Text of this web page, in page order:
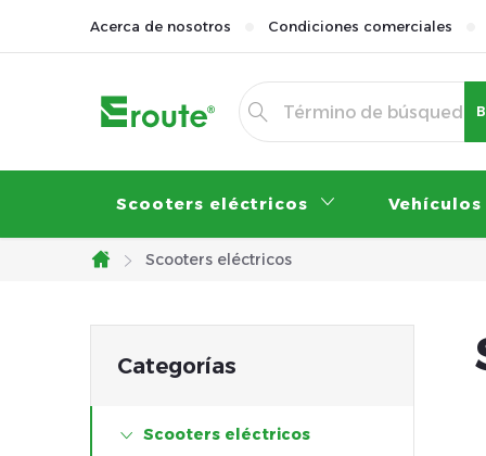
Acerca de nosotros Condiciones comerciales
Scooters eléctricos
Inicio
Scooters eléctricos
B
a
categorías
Categorías
Scooters eléctricos